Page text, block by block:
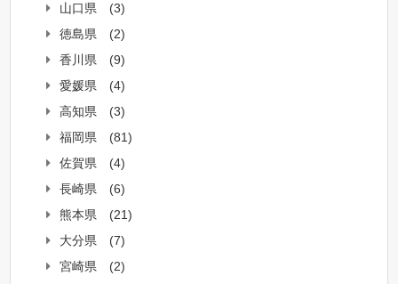
山口県
(3)
徳島県
(2)
香川県
(9)
愛媛県
(4)
高知県
(3)
福岡県
(81)
佐賀県
(4)
長崎県
(6)
熊本県
(21)
大分県
(7)
宮崎県
(2)